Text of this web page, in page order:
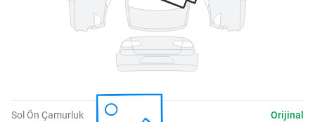
Sol Ön Çamurluk Orijinal